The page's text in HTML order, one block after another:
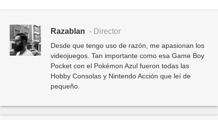
Razablan - Director
Desde que tengo uso de razón, me apasionan los
videojuegos. Tan importante como esa Game Boy
Pocket con el Pokémon Azul fueron todas las
Hobby Consolas y Nintendo Acción que leí de
pequeño.